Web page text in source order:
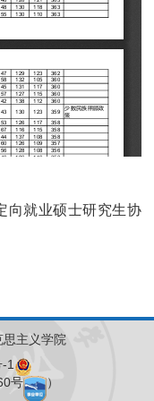
向就业硕士研究生协
主义学院
1
号
）